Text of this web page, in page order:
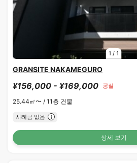
1 / 1
GRANSITE NAKAMEGURO
¥156,000 - ¥169,000 공실
25.44㎡〜 / 11층 건물
사례금 없음
상세 보기